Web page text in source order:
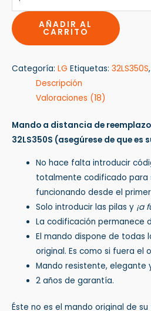
AÑADIR AL
CARRITO
Categoría: LG Etiquetas: 32LS350S,
Descripción
Valoraciones (18)
Mando a distancia de
32LS350S (asegúrese de que es
No hace falta introducir
totalmente codificado para
funcionando desde el
Solo introducir las pilas y ¡a
La codificación permanece
El mando dispone de todas
original. Es como si fuera el
Mando resistente, elegante
2 años de garantía.
Éste no es el mando original de